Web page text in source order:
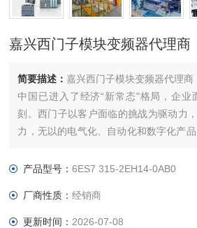
嘉兴西门子模块变频器代理商
简要描述：嘉兴西门子模块变频器代理商
中国已进入了经济“新常态"格局，企业
刻。西门子以客户面临的挑战为驱动力
力，无以的电气化、自动化和数字化产
可持续的发展。我们将这种力量称之为“
产品型号：6ES7 315-2EH14-0AB0
厂商性质：经销商
更新时间： 2026-07-08